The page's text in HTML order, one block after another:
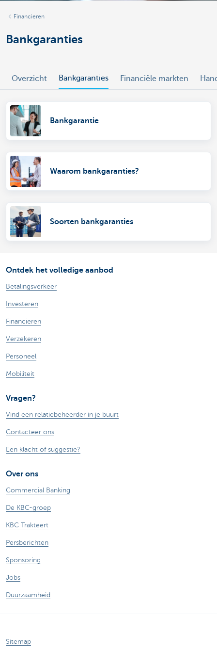
Financieren
Bankgaranties
Overzicht Bankgaranties Financiële markten
Bankgarantie
Waarom bankgaranties?
Soorten bankgaranties
Ontdek het volledige aanbod
Betalingsverkeer
Investeren
Financieren
Verzekeren
Personeel
Mobiliteit
Vragen?
Vind een relatiebeheerder in je buurt
Contacteer ons
Een klacht of suggestie?
Over ons
Commercial Banking
De KBC-groep
KBC Trakteert
Persberichten
Sponsoring
Jobs
Duurzaamheid
Sitemap